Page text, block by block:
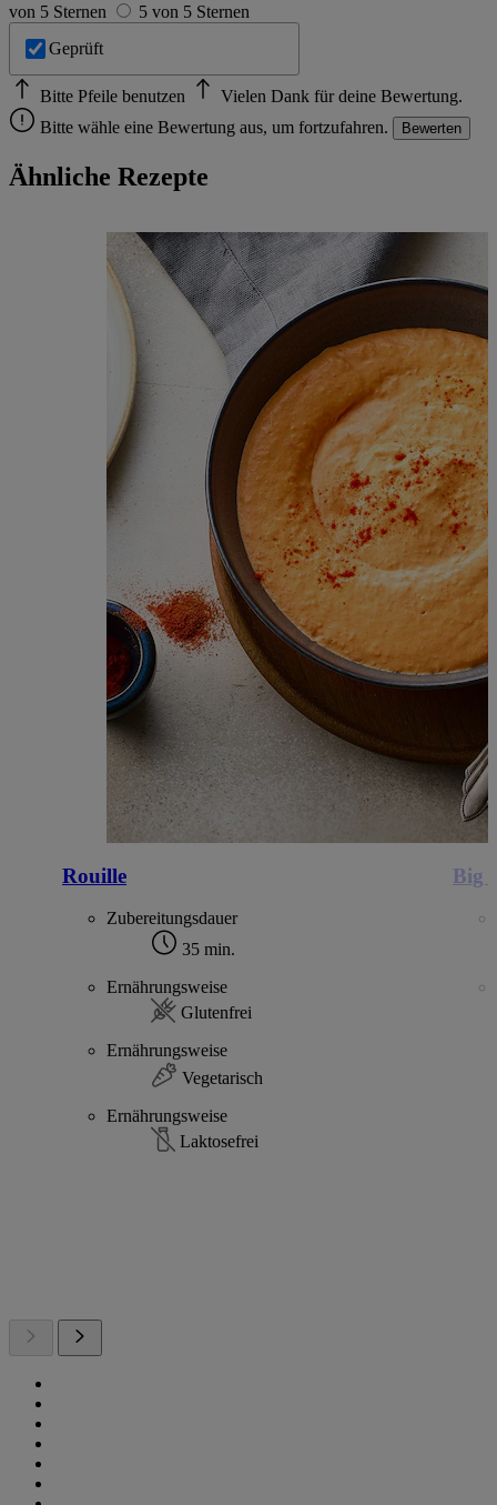
von 5 Sternen
5 von 5 Sternen
Geprüft
Bitte Pfeile benutzen
Vielen Dank für deine Bewertung.
Bitte wähle eine Bewertung aus, um fortzufahren.
Bewerten
Ähnliche Rezepte
Rouille
Zubereitungsdauer
35 min.
Ernährungsweise
Glutenfrei
Ernährungsweise
Vegetarisch
Ernährungsweise
Laktosefrei
Big